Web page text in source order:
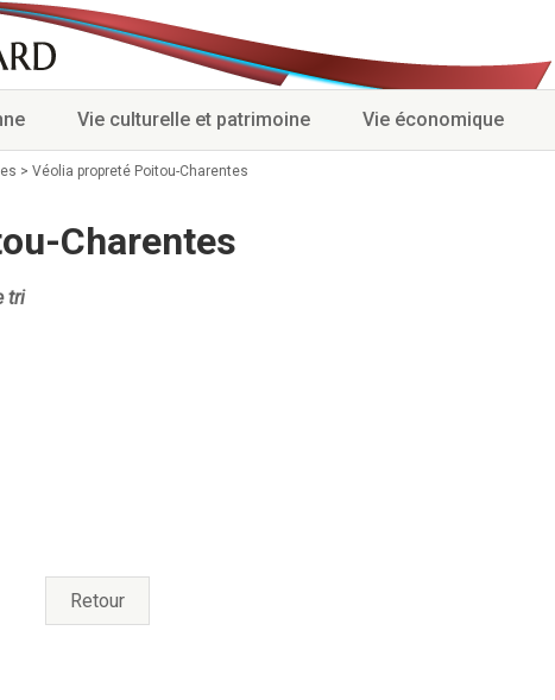
Vie culturelle et patrimoine Vie économique
> Véolia propreté Poitou-Charentes
Charentes
tri
Retour